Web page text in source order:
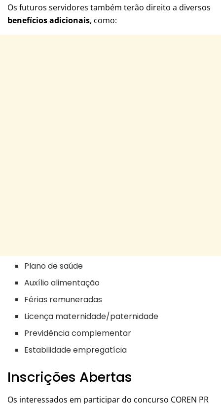
Os futuros servidores também terão direito a diversos
benefícios adicionais, como:
Plano de saúde
Auxílio alimentação
Férias remuneradas
Licença maternidade/paternidade
Previdência complementar
Estabilidade empregatícia
Inscrições Abertas
Os interessados em participar do concurso COREN PR